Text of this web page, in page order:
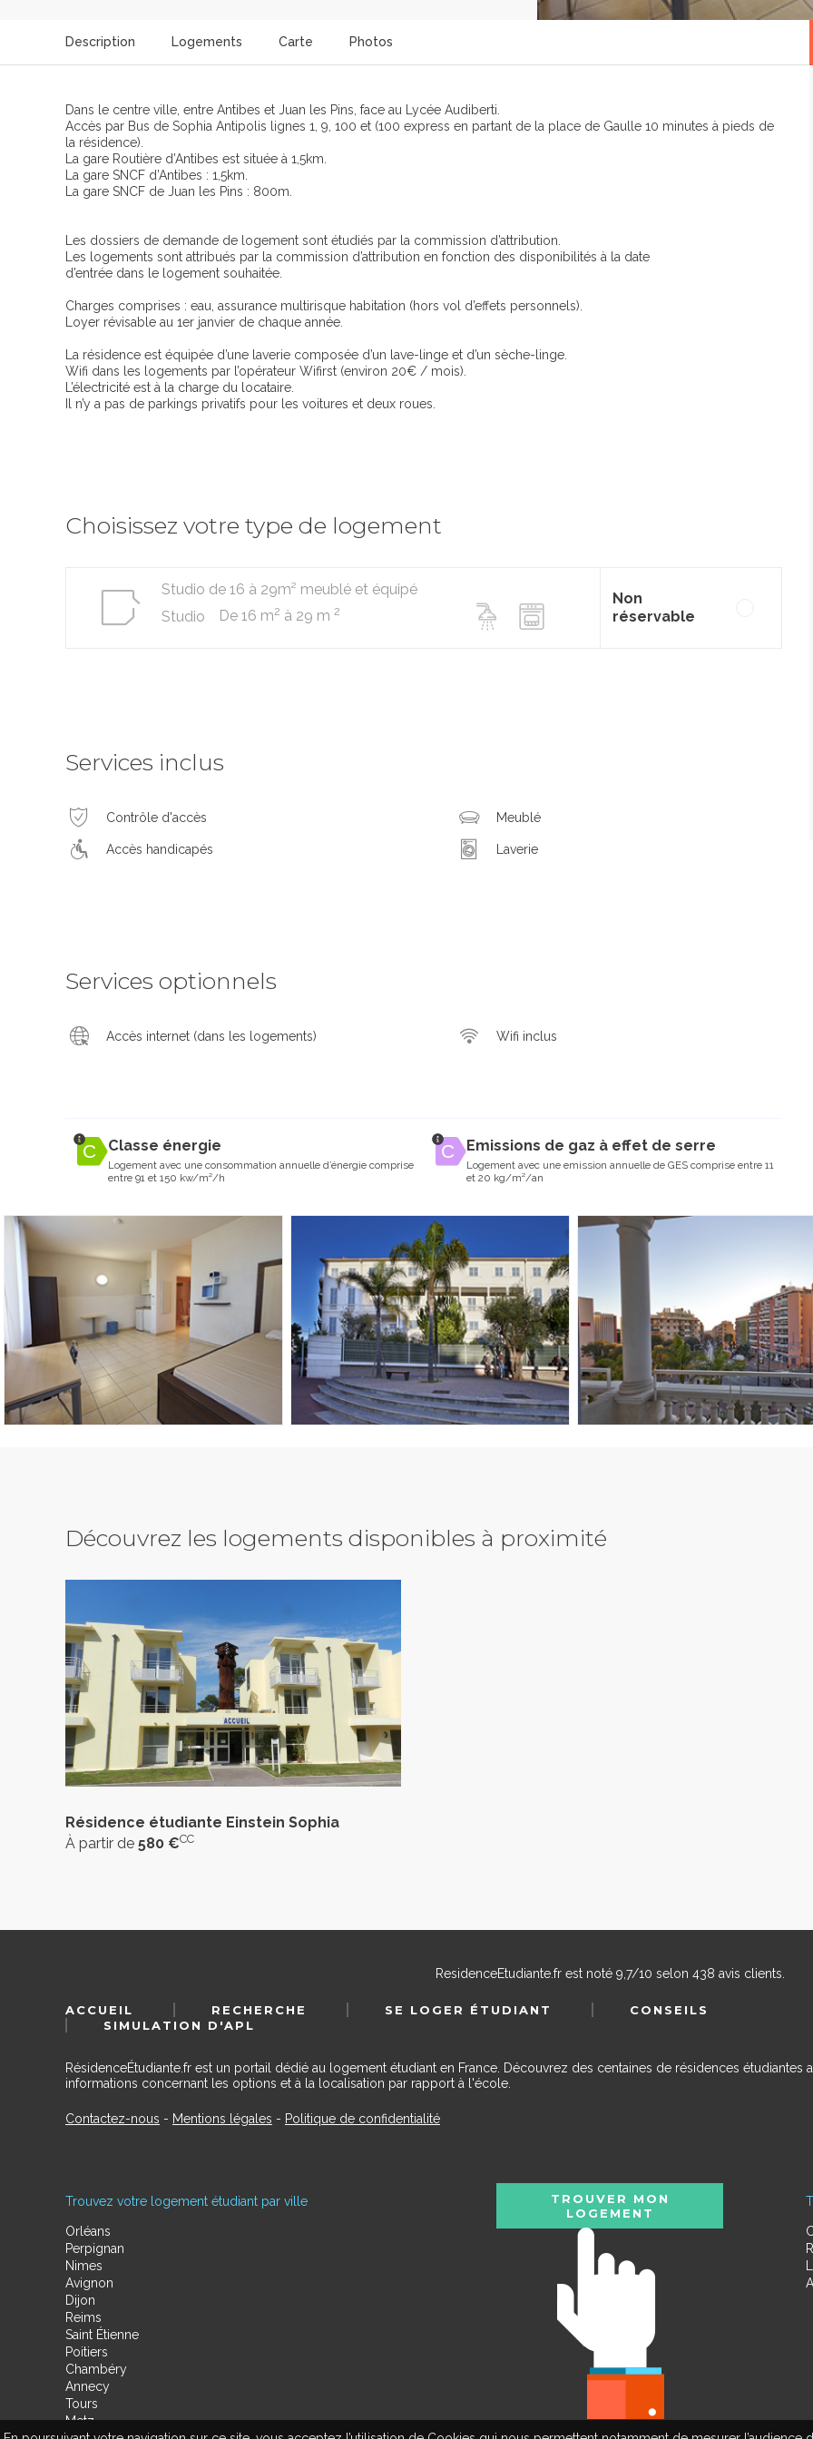
Description Logements Carte Photos
Dans le centre ville, entre Antibes et Juan les Pins, face au Lycée Audiberti.
Accès par Bus de Sophia Antipolis lignes 1, 9, 100 et (100 express en partant de la place de Gaulle 10 minutes à pieds de
la résidence).
La gare Routière d’Antibes est située à 1,5km.
La gare SNCF d’Antibes : 1,5km.
La gare SNCF de Juan les Pins : 800m.
Les dossiers de demande de logement sont étudiés par la commission d’attribution.
Les logements sont attribués par la commission d’attribution en fonction des disponibilités à la date
d’entrée dans le logement souhaitée.
Charges comprises : eau, assurance multirisque habitation (hors vol d’effets personnels).
Loyer révisable au 1er janvier de chaque année.
La résidence est équipée d’une laverie composée d’un lave-linge et d’un sèche-linge.
Wifi dans les logements par l’opérateur Wifirst (environ 20€ / mois).
L’électricité est à la charge du locataire.
Il n’y a pas de parkings privatifs pour les voitures et deux roues.
Choisissez votre type de logement
Studio de 16 à 29m² meublé et équipé
Studio
De 16 m2 à 29 m 2
Non
réservable
Services inclus
Contrôle d'accès
Accès handicapés
Meublé
Laverie
Services optionnels
Accès internet (dans les logements) Wifi inclus
Classe énergie
Logement avec une consommation annuelle d’énergie comprise
entre 91 et 150 kw/m²/h
Emissions de gaz à effet de serre
Logement avec une emission annuelle de GES comprise entre 11
et 20 kg/m²/an
Découvrez les logements disponibles à proximité
Résidence étudiante Einstein Sophia
À partir de 580 €CC
ResidenceEtudiante.frest noté 9,7/10 selon 438 avis clients.
ACCUEIL RECHERCHE SE LOGER ÉTUDIANT
CONSEILS
SIMULATION D'APL
RésidenceÉtudiante.fr est un portail dédié au logement étudiant en France. Découvrez des centaines de résidences étudiantes
informations concernant les options et à la localisation par rapport à l'école.
Contactez-nous - Mentions légales - Politique de confidentialité
Trouvez votre logement étudiant par ville
Orléans
Perpignan
Nimes
Avignon
Dijon
Reims
Saint Étienne
Poitiers
Chambéry
Annecy
Tours
Metz
TROUVER MON
LOGEMENT